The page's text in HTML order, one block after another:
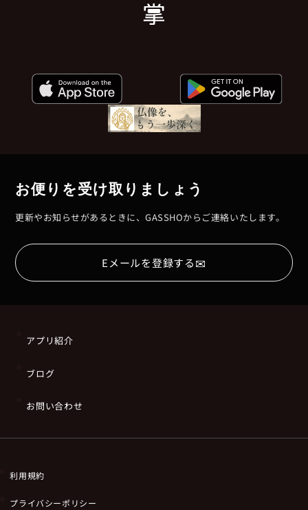
お便りを受け取りましょう
更新やお知らせがあるときに、GASSHOからご連絡いたします。
Eメールを登録する✉
アプリ紹介
ブログ
お問い合わせ
利用規約
プライバシーポリシー